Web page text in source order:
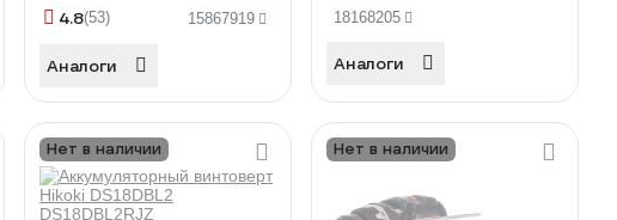
4.8(53) 15867919
Аналоги
18168205
Аналоги
Нет в наличии Нет в наличии